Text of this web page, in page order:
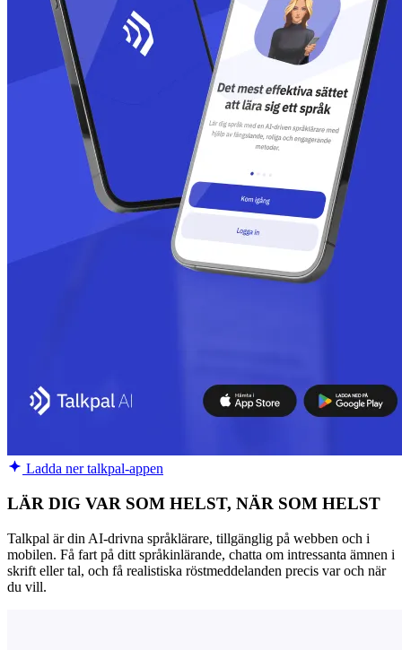
Ladda ner talkpal-appen
LÄR DIG VAR SOM HELST, NÄR SOM HELST
Talkpal är din AI-drivna språklärare, tillgänglig på webben och i
mobilen. Få fart på ditt språkinlärande, chatta om intressanta ämnen i
skrift eller tal, och få realistiska röstmeddelanden precis var och när
du vill.